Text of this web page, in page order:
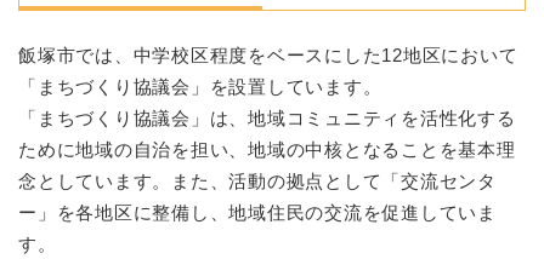
飯塚市では、中学校区程度をベースにした12地区において
「まちづくり協議会」を設置しています。
「まちづくり協議会」は、地域コミュニティを活性化する
ために地域の自治を担い、地域の中核となることを基本理
念としています。また、活動の拠点として「交流センタ
ー」を各地区に整備し、地域住民の交流を促進していま
す。